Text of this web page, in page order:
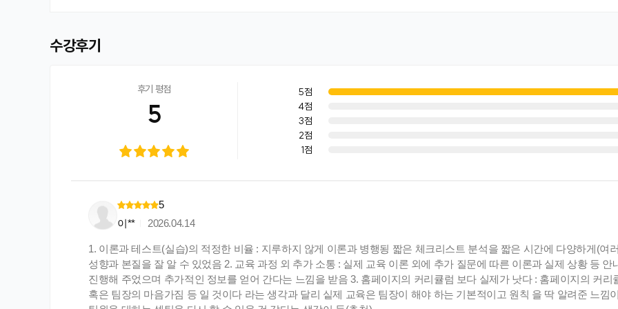
수강후기
후기 평점
5
5점
4점
3점
2점
1점
5
이**
2026.04.14
1. 이론과 테스트(실습)의 적정한 비율 : 지루하지 않게 이론과 병행됭 짧은 체크리스트 분석을 짧은 시간에 다양하게(여
성향과 본질을 잘 알 수 있었음 2. 교육 과정 외 추가 소통 : 실제 교육 이론 외에 추가 질문에 따른 이론과 실제 상황 등
진행해 주었으며 추가적인 정보를 얻어 간다는 느낌을 받음 3. 홈페이지의 커리큘럼 보다 실제가 낫다 : 홈페이지의 커
혹은 팀장의 마음가짐 등 일 것이다 라는 생각과 달리 싵제 교육은 팀장이 해야 하는 기본적이고 원칙 을 딱 알려준 느낌